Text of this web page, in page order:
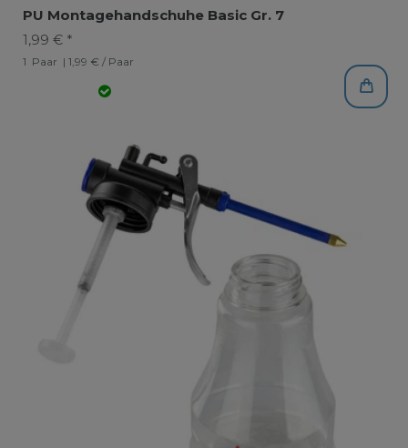
PU Montagehandschuhe Basic Gr. 7
1,99 € *
1 Paar | 1,99 € / Paar